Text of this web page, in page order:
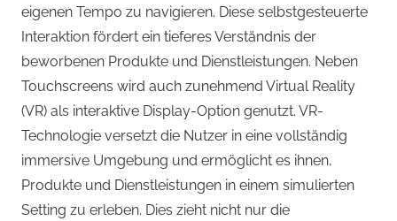
eigenen Tempo zu navigieren. Diese selbstgesteuerte
Interaktion fördert ein tieferes Verständnis der
beworbenen Produkte und Dienstleistungen. Neben
Touchscreens wird auch zunehmend Virtual Reality
(VR) als interaktive Display-Option genutzt. VR-
Technologie versetzt die Nutzer in eine vollständig
immersive Umgebung und ermöglicht es ihnen,
Produkte und Dienstleistungen in einem simulierten
Setting zu erleben. Dies zieht nicht nur die